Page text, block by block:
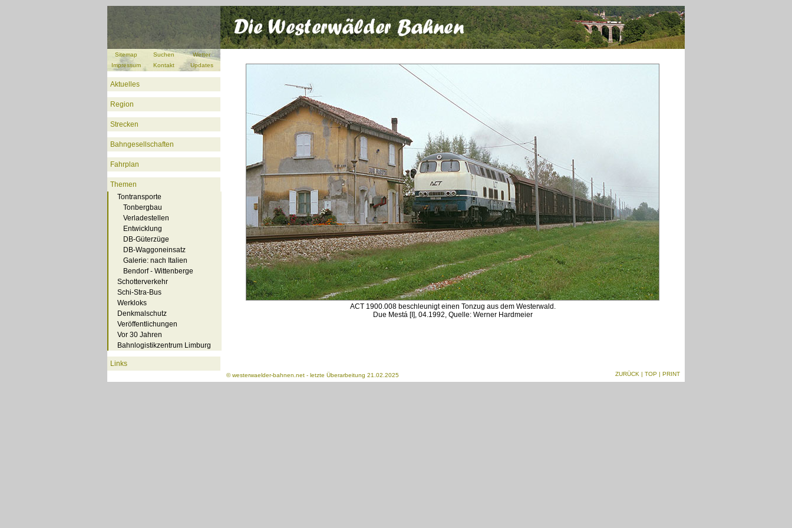
Sitemap Suchen
Wetter
Impressum
Kontakt Updates
Aktuelles
Region
Strecken
Bahngesellschaften
Fahrplan
Themen
Tontransporte
Tonbergbau
Verladestellen
Entwicklung
DB-Güterzüge
DB-Waggoneinsatz
Galerie: nach Italien
Bendorf - Wittenberge
Schotterverkehr
Schi-Stra-Bus
Werkloks
Denkmalschutz
Veröffentlichungen
Vor 30 Jahren
Bahnlogistikzentrum Limburg
Links
ACT 1900.008 beschleunigt einen Tonzug aus dem Westerwald.
Due Mestá [I], 04.1992, Quelle: Werner Hardmeier
©westerwaelder-bahnen.net - letzte Überarbeitung 21.02.2025 ZURÜCK | TOP | PRINT